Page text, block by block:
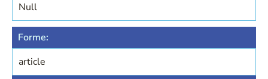
Null
Forme:
article